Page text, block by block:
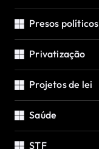
Presos políticos
Privatização
Projetos de lei
Saúde
STF